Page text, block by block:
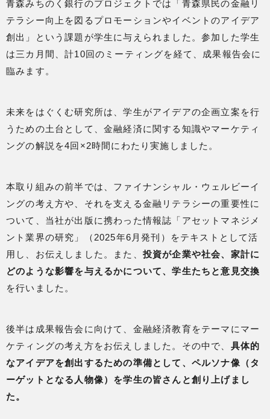
青森みちのく銀行のプロジェクトでは「青森県民の金融リ
テラシー向上を図るプロモーションやイベントのアイデア
創出」という課題が学生に与えられました。参加した学生
は三カ月間、計10回のミーティングを経て、成果報告会に
臨みます。
未来をはぐくむ研究所は、学生がアイデアの企画立案を行
うための土台として、金融経済に関する知識やマーケティ
ングの解説を4回×2時間にわたり実施しました。
本取り組みの前半では、ファイナンシャル・ウェルビーイ
ングの考え方や、それを支える金融リテラシーの重要性に
ついて、当社が出版に携わった情報誌「アセットマネジメ
ント業界の研究」（2025年6月発刊）をテキストとして活
用し、お伝えしました。また、 投資が企業や社会、家計に
どのような影響を与えるかについて、学生たちと意見交換
を行いました。
後半は成果報告会に向けて、金融経済教育をテーマにマー
ケティングの考え方をお伝えしました。その中で、 具体的
なアイデアを創出するための準備として、ペルソナ像（タ
ーゲットとなる人物像）を学生の皆さんと創り上げまし
た。